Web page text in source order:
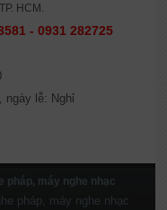
pháp, máy nghe nhạc
pháp, máy nghe nhạc
HCM.
- 0931 282725
lễ: Nghỉ